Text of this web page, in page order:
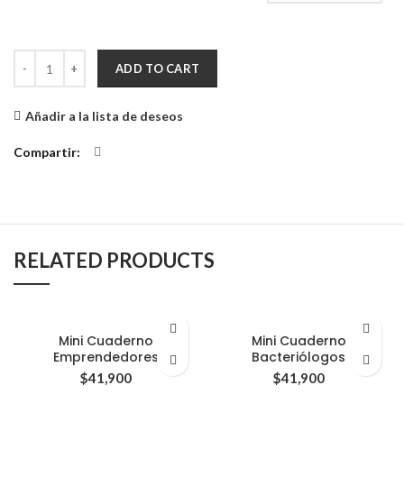
ADD TO CART
Añadir a la lista de deseos
Compartir
RELATED PRODUCTS
Mini Cuaderno
Emprendedores
$41,900
Mini Cuaderno
Bacteriólogos
$41,900